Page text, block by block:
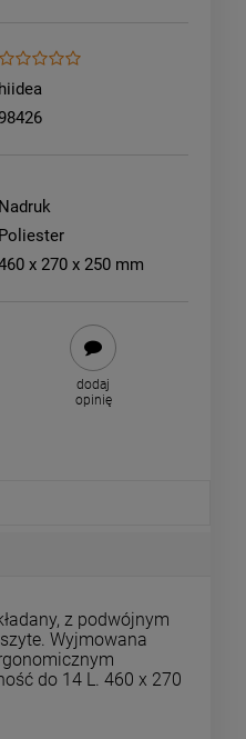
hiidea
Nadruk
Poliester
x 270 x 250 mm
dodaj
opinię
z podwójnym
Wyjmowana
do 14 L. 460 x 270